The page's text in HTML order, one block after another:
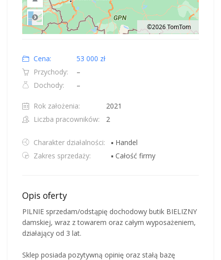
Road
©2026 TomTom
Cena:
53 000 zł
Przychody:
–
Dochody:
–
Rok założenia:
2021
Liczba pracowników:
2
Charakter działalności:
▪ Handel
Zakres sprzedaży:
▪ Całość firmy
Opis oferty
PILNIE sprzedam/odstąpię dochodowy butik BIELIZNY
damskiej, wraz z towarem oraz całym wyposażeniem,
działający od 3 lat.
Sklep posiada pozytywną opinię oraz stałą bazę